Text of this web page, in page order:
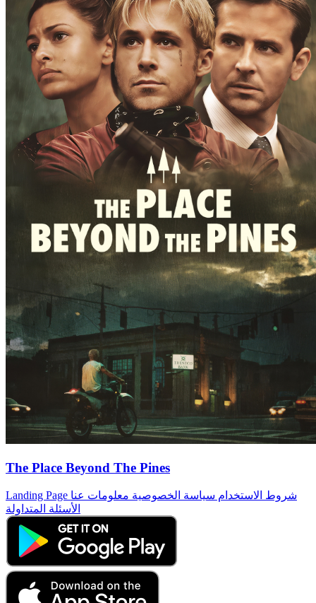
The Place Beyond The Pines
Landing Page شروط الاستخدام سياسة الخصوصية معلومات عنا
الأسئلة المتداولة